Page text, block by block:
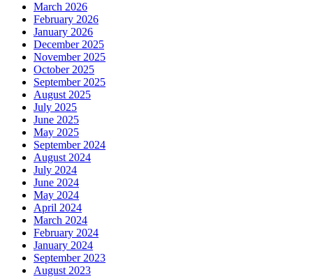
March 2026
February 2026
January 2026
December 2025
November 2025
October 2025
September 2025
August 2025
July 2025
June 2025
May 2025
September 2024
August 2024
July 2024
June 2024
May 2024
April 2024
March 2024
February 2024
January 2024
September 2023
August 2023